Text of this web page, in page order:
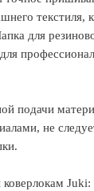
текстиля,
для
подачи
не
Juki: